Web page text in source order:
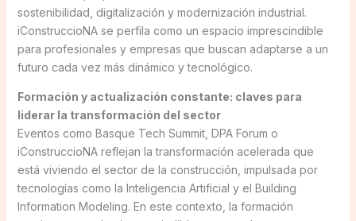
sostenibilidad, digitalización y modernización industrial.
iConstruccioNA se perfila como un espacio imprescindible
para profesionales y empresas que buscan adaptarse a un
futuro cada vez más dinámico y tecnológico.
Formación y actualización constante: claves para
liderar la transformación del sector
Eventos como Basque Tech Summit, DPA Forum o
iConstruccioNA reflejan la transformación acelerada que
está viviendo el sector de la construcción, impulsada por
tecnologías como la Inteligencia Artificial y el Building
Information Modeling. En este contexto, la formación